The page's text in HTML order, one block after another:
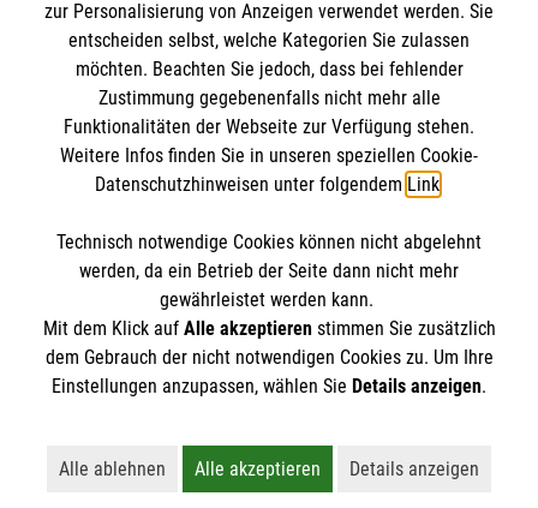
Barrierefreiheit
Kontakt
Malteser in Deutschland
Malteserorden
Sharepoint
Spendenkonto
Bank: Pax-Bank
IBAN: DE83370601201201211405
BIC: GENODED1PA7
So finden Sie uns
Kelkheimer Str. 32
65779 Kelkheim
Der Malteser Hilfsdienst e.V. ist als eingetragene
Gewerbesteuer befreit.
zur Personalisierung von Anzeigen verwendet werden. Sie
entscheiden selbst, welche Kategorien Sie zulassen
möchten. Beachten Sie jedoch, dass bei fehlender
Zustimmung gegebenenfalls nicht mehr alle
Funktionalitäten der Webseite zur Verfügung stehen.
Weitere Infos finden Sie in unseren speziellen Cookie-
Datenschutzhinweisen unter folgendem Link.
Technisch notwendige Cookies können nicht abgelehnt
werden, da ein Betrieb der Seite dann nicht mehr
gewährleistet werden kann.
Mit dem Klick auf Alle akzeptierenstimmen Sie zusätzlich
dem Gebrauch der nicht notwendigen Cookies zu. Um Ihre
Einstellungen anzupassen, wählen Sie Details anzeigen.
Alle ablehnen
Lehnt alle nicht-essentiellen Cookies ab
Alle akzeptieren
Akzeptiert alle Cookies
Details anzeigen